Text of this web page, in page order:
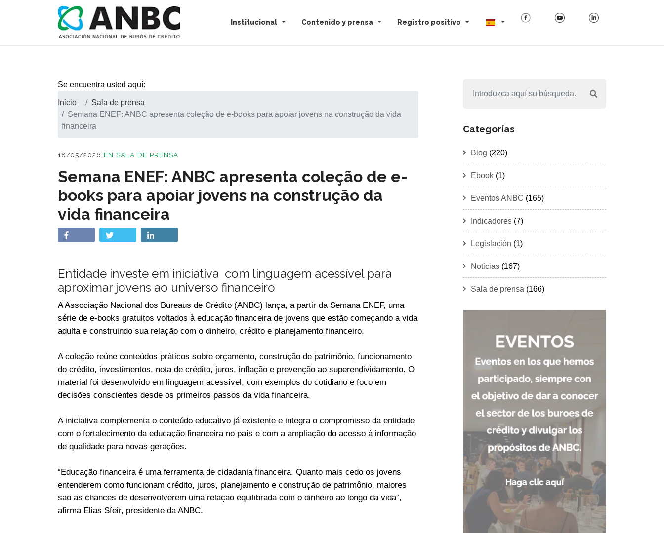
Institucional Contenido y prensa Registro positivo
Se encuentra usted aquí:
Inicio
Sala de prensa
Semana ENEF: ANBC apresenta coleção de e-books para apoiar jovens na construção da vida
financeira
18/05/2026 EN SALA DE PRENSA
Semana ENEF: ANBC apresenta coleção de e-
books para apoiar jovens na construção da
vida financeira
Entidade investe em iniciativa com linguagem acessível para
aproximar jovens ao universo financeiro
A Associação Nacional dos Bureaus de Crédito (ANBC) lança, a partir da Semana ENEF, uma
série de e-books gratuitos voltados à educação financeira de jovens que estão começando a vida
adulta e construindo sua relação com o dinheiro, crédito e planejamento financeiro.
A coleção reúne conteúdos práticos sobre orçamento, construção de patrimônio, funcionamento
do crédito, investimentos, nota de crédito, juros, inflação e prevenção ao superendividamento. O
material foi desenvolvido em linguagem acessível, com exemplos do cotidiano e foco em
decisões conscientes desde os primeiros passos da vida financeira.
A iniciativa complementa o conteúdo educativo já existente e integra o compromisso da entidade
com o fortalecimento da educação financeira no país e com a ampliação do acesso à informação
de qualidade para novas gerações.
“Educação financeira é uma ferramenta de cidadania financeira. Quanto mais cedo os jovens
entenderem como funcionam crédito, juros, planejamento e construção de patrimônio, maiores
são as chances de desenvolverem uma relação equilibrada com o dinheiro ao longo da vida”,
afirma Elias Sfeir, presidente da ANBC.
Categorías
Blog (220)
Ebook (1)
Eventos ANBC (165)
Indicadores (7)
Legislación (1)
Noticias (167)
Sala de prensa (166)